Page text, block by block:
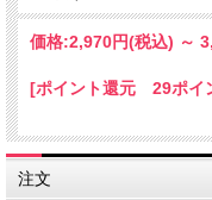
価格:2,970円(税込) ～
[ポイント還元 29ポイ
注文